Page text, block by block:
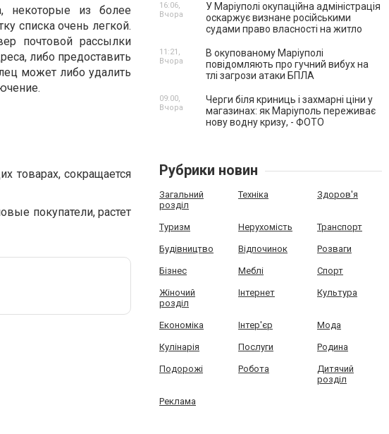
некоторые из более
списка очень легкой.
почтовой рассылки
либо предоставить
может либо удалить
товарах, сокращается
покупатели, растет
У Маріуполі окупаційна адміністрація
оскаржує визнане російськими
судами право власності на житло
16:06,
Вчора
В окупованому Маріуполі
повідомляють про гучний вибух на
тлі загрози атаки БПЛА
11:21,
Вчора
Черги біля криниць і захмарні ціни у
магазинах: як Маріуполь переживає
нову водну кризу, - ФОТО
09:00,
Вчора
Рубрики новин
Загальний
розділ
Техніка Здоров'я
Туризм Нерухомість Транспорт
Будівництво Відпочинок Розваги
Бізнес Меблі Спорт
Жіночий
розділ
Інтернет Культура
Економіка Інтер'єр Мода
Кулінарія Послуги Родина
Подорожі Робота
Дитячий
розділ
Реклама